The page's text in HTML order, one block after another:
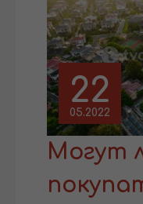
22
05.2022
Могут